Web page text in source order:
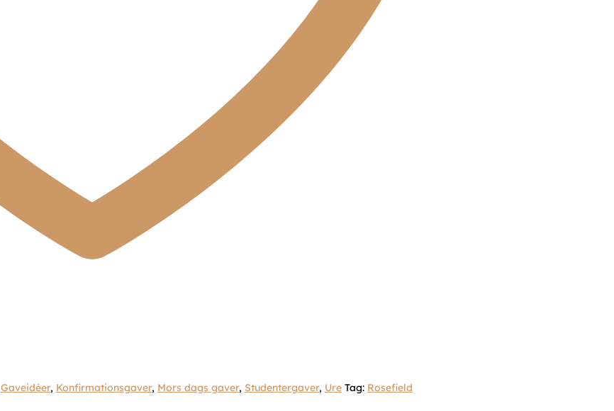
Gaveidéer, Konfirmationsgaver, Mors dags gaver, Studentergaver, Ure Tag: Rosefield